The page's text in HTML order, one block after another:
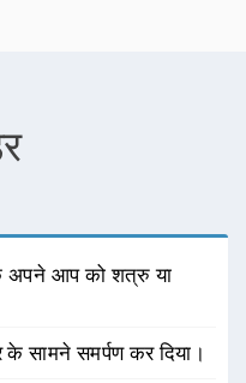
अपने आप को शत्रु या
सामने समर्पण कर दिया।